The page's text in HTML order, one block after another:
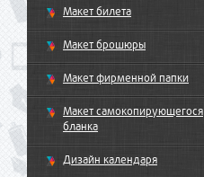
Макет билета
Макет брошюры
Макет фирменной папки
Макет самокопирующегося
бланка
Дизайн календаря